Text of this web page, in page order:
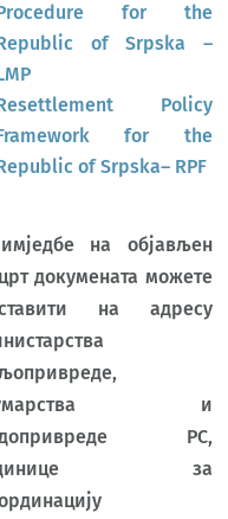
for the
of Srpska –
Policy
for the
of Srpska– RPF
на објављен
докумената можете
на адресу
и
РС,
за